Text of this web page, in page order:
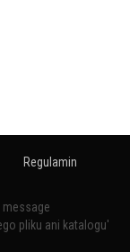
Regulamin
message
pliku ani katalogu'